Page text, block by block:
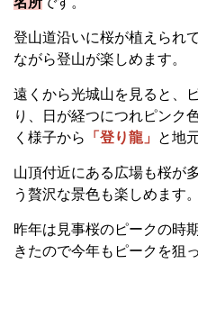
登山道沿いに桜が植えられ
ながら登山が楽しめます。
遠くから光城山を見ると、
り、日が経つにつれピンク
く様子から
「登り龍」 と地
山頂付近にある広場も桜が
う贅沢な景色も楽しめます。
昨年は見事桜のピークの時
きたので今年もピークを狙